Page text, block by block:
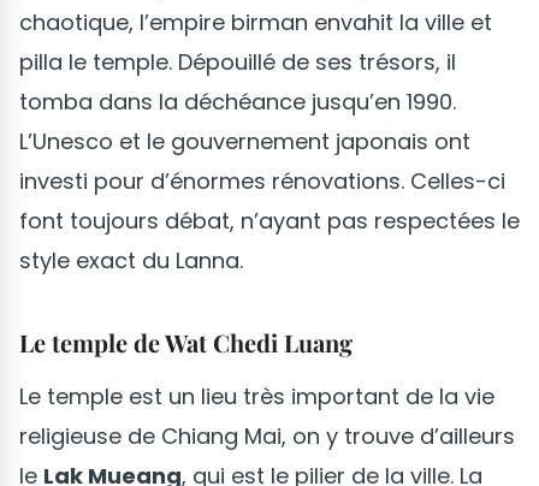
chaotique, l’empire birman envahit la ville et
pilla le temple. Dépouillé de ses trésors, il
tomba dans la déchéance jusqu’en 1990.
L’Unesco et le gouvernement japonais ont
investi pour d’énormes rénovations. Celles-ci
font toujours débat, n’ayant pas respectées le
style exact du Lanna.
Le temple de Wat Chedi Luang
Le temple est un lieu très important de la vie
religieuse de Chiang Mai, on y trouve d’ailleurs
le Lak Mueang, qui est le pilier de la ville. La